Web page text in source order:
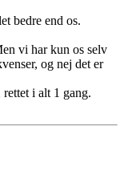
bedre end os.
vi har kun os selv
og nej det er
i alt 1 gang.